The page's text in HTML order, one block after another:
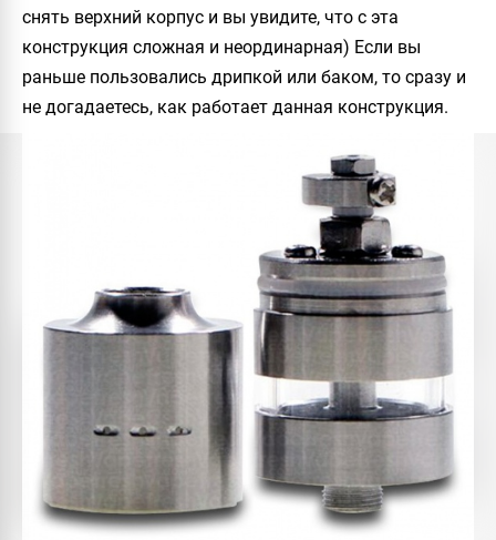
снять верхний корпус и вы увидите, что с эта
конструкция сложная и неординарная) Если вы
раньше пользовались дрипкой или баком, то сразу и
не догадаетесь, как работает данная конструкция.